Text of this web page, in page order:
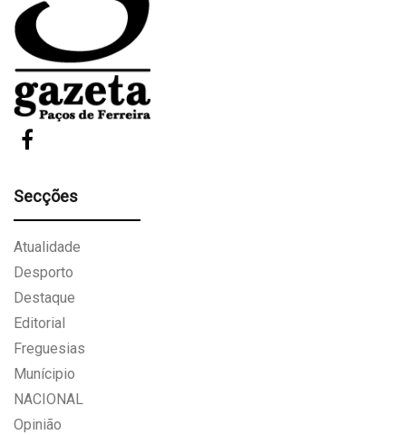
Secções
Atualidade
Desporto
Destaque
Editorial
Freguesias
Munícipio
NACIONAL
Opinião